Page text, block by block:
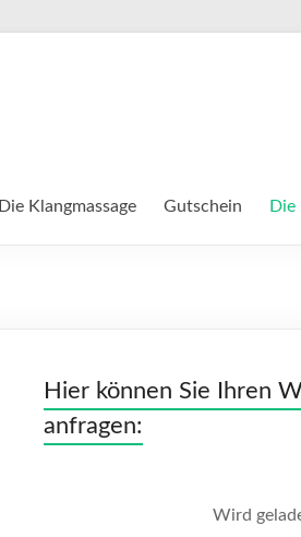
Die Klangmassage Gutschein Die
Hier können Sie Ihren
anfragen:
Wird